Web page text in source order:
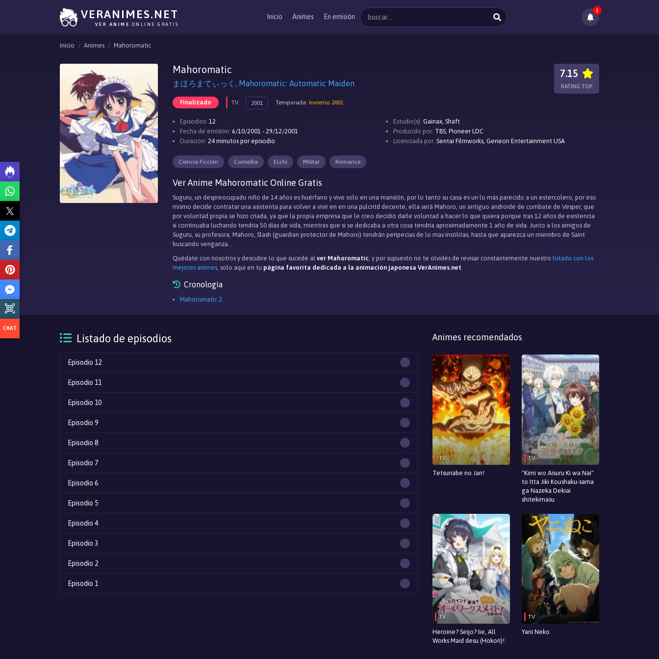
VERANIMES.NET
VER ANIME ONLINE GRATIS
Inicio Animes En emisión
1
Inicio Animes Mahoromatic
Mahoromatic
まほろまてぃっく, Mahoromatic: Automatic Maiden
Finalizado TV 2001 Temporada: Invierno 2001
7.15
RATING TOP
Episodios: 12
Fecha de emisión: 6/10/2001 - 29/12/2001
Duración: 24 minutos por episodio
Estudio(s): Gainax, Shaft
Producido por: TBS, Pioneer LDC
Licenciada por: Sentai Filmworks, Geneon Entertainment USA
Ciencia Ficción Comedia Ecchi Militar Romance
Ver Anime Mahoromatic Online Gratis
Suguru, un despreocupado niño de 14 años es huérfano y vive solo en una mansión, por lo tanto su casa es un lo más parecido a un estercolero, por eso
mismo decide contratar una asistenta para volver a vivir en en una pulcritd decente, ella será Mahoro, un antiguo androide de combate de Vesper, que
por voluntad propia se hizo criada, ya que la propia empresa que le creo decidió darle voluntad a hacer lo que quiera porque tras 12 años de existencia
si continuaba luchando tendría 50 días de vida, mientras que si se dedicaba a otra cosa tendría aproximadamente 1 año de vida. Junto a los amigos de
Suguru, su profesora, Mahoro, Slash (guardian protector de Mahoro) tendrán peripecias de lo mas insólitas, hasta que aparezca un miembro de Saint
buscando venganza...
Quédate con nosotros y descubre lo que sucede al ver Mahoromatic, y por supuesto no te olvidés de revisar constantemente nuestro listado con los
mejores animes, solo aqui en tu página favorita dedicada a la animación japonesa VerAnimes.net.
Cronología
Mahoromatic 2
Listado de episodios
Episodio 12
Episodio 11
Episodio 10
Episodio 9
Episodio 8
Episodio 7
Episodio 6
Episodio 5
Episodio 4
Episodio 3
Episodio 2
Episodio 1
Animes recomendados
TV
Tetsunabe no Jan!
TV
"Kimi wo Aisuru Ki wa Nai"
to Itta Jiki Koushaku-sama
ga Nazeka Dekiai
shitekimasu
TV
Heroine? Seijo? Iie, All
Works Maid desu (Hokori)!
TV
Yani Neko